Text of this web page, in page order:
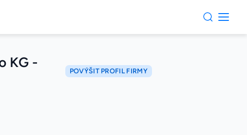
KG -
POVÝŠIT PROFIL FIRMY